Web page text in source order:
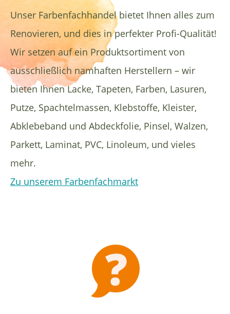
Unser Farbenfachhandel bietet Ihnen alles zum
Renovieren, und dies in perfekter Profi-Qualität!
Wir setzen auf ein Produktsortiment von
ausschließlich namhaften Herstellern – wir
bieten Ihnen Lacke, Tapeten, Farben, Lasuren,
Putze, Spachtelmassen, Klebstoffe, Kleister,
Abklebeband und Abdeckfolie, Pinsel, Walzen,
Parkett, Laminat, PVC, Linoleum, und vieles
mehr.
Zu unserem Farbenfachmarkt